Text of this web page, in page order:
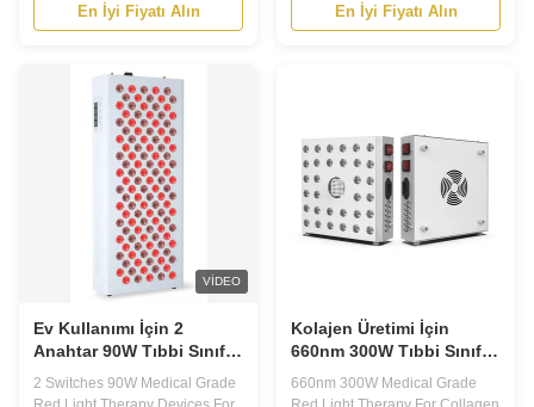
Machine With Stand 200W Red
Light Therapy Device Key
Simumen single core 5W,LED
quantity is 40pcs,number of
chips in each band of single
module are 20PCS light red
En İyi Fiyatı Alın
Medical Device 900W Whole
Body Why choose 660NM
promoting the ...
En İyi Fiyatı Alın
VIDEO
Ev Kullanımı İçin 2
Anahtar 90W Tıbbi Sınıf
Kırmızı Işık Terapi
Cihazları
2 Switches 90W Medical Grade
Kolajen Üretimi İçin
660nm 300W Tıbbi Sınıf
Kırmızı Işık Terapisi
660nm 300W Medical Grade